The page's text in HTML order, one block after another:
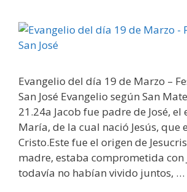
Evangelio del día 19 de Marzo –
San José Evangelio según San
21.24a Jacob fue padre de José, el
María, de la cual nació Jesús, que
Cristo.Este fue el origen de
madre, estaba comprometida con
todavía no habían vivido juntos, …